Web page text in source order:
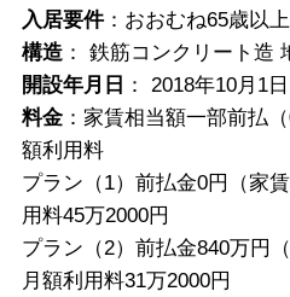
入居要件：おおむね65歳以
構造： 鉄筋コンクリート造
開設年月日 ： 2018年10月1日
料金：家賃相当額一部前払
額利用料
プラン（1）前払金0円（家
用料45万2000円
プラン（2）前払金840万円
月額利用料31万2000円